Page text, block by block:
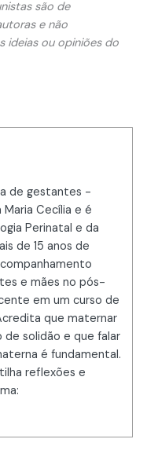
são de
e não
ideias ou opiniões do
de gestantes -
Cecília e é
Perinatal e da
de 15 anos de
e mães no pós-
em um curso de
que maternar
de solidão e que falar
é fundamental.
reflexões e